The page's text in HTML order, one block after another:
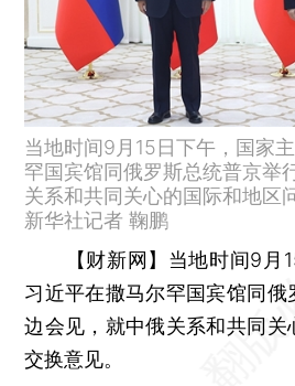
当地时间9月15日下午，国家
罕国宾馆同俄罗斯总统普京举
关系和共同关心的国际和地区
新华社记者 鞠鹏
【财新网】 当地时间9月
习近平在撒马尔罕国宾馆同俄
边会见，就中俄关系和共同关
交换意见。